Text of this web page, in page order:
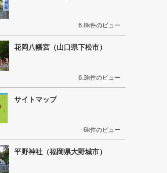
6.8k件のビュー
花岡八幡宮（山口県下松市）
6.3k件のビュー
サイトマップ
6k件のビュー
平野神社（福岡県大野城市）